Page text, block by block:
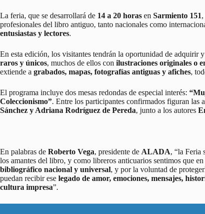
La feria, que se desarrollará de 14 a 20 horas en Sarmiento 151
profesionales del libro antiguo, tanto nacionales como
entusiastas y lectores.
En esta edición, los visitantes tendrán la oportunidad de adquirir
raros y únicos, muchos de ellos con ilustraciones originales o
extiende a grabados, mapas, fotografías antiguas y afiches,
El programa incluye dos mesas redondas de especial interés:
Coleccionismo”. Entre los participantes confirmados figuran las
Sánchez y Adriana Rodríguez de Pereda, junto a los autores
En palabras de Roberto Vega, presidente de ALADA, “la Feria
los amantes del libro, y como libreros anticuarios sentimos que
bibliográfico nacional y universal, y por la voluntad de
puedan recibir ese legado de amor, emociones, mensajes,
cultura impresa”.